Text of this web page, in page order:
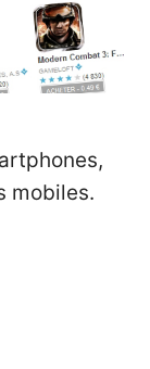
mobiles.